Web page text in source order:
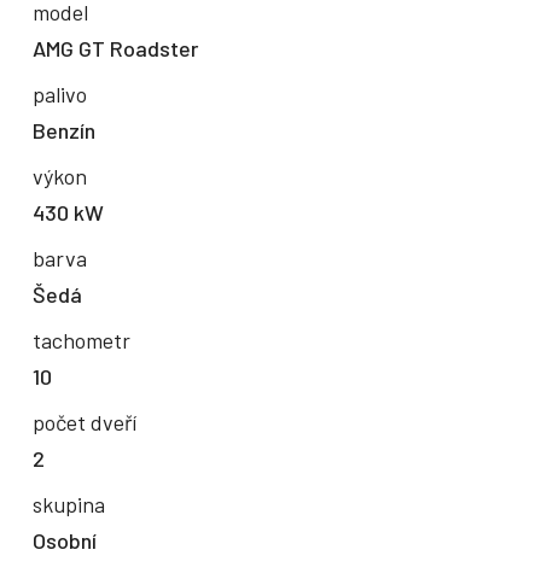
model
AMG GT Roadster
palivo
Benzín
výkon
430 kW
barva
Šedá
tachometr
10
počet dveří
2
skupina
Osobní